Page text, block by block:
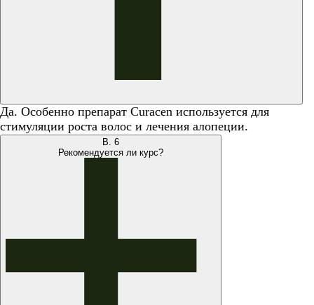
Да. Особенно препарат Curacen используется для
стимуляции роста волос и лечения алопеции.
В. 6
Рекомендуется ли курс?